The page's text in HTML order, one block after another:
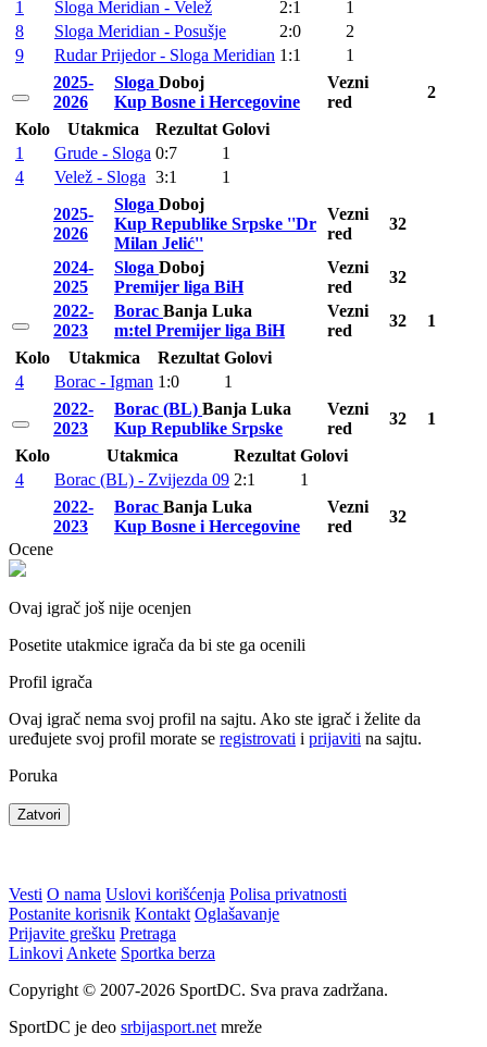
1
Sloga Meridian - Velež 2:1
1
8
Sloga Meridian - Posušje 2:0
2
9
Rudar Prijedor - Sloga Meridian 1:1
1
2025-
2026
Sloga Doboj
Kup Bosne i Hercegovine
Vezni
red
2
Kolo
Utakmica Rezultat Golovi
1
Grude - Sloga 0:7
1
4
Velež - Sloga 3:1
1
2025-
2026
Sloga Doboj
Kup Republike Srpske ''Dr
Milan Jelić''
Vezni
red
32
2024-
2025
Sloga Doboj
Premijer liga BiH
Vezni
red
32
2022-
2023
Borac Banja Luka
m:tel Premijer liga BiH
Vezni
red
32
1
Kolo
Utakmica Rezultat Golovi
4
Borac - Igman 1:0
1
2022-
2023
Borac (BL) Banja Luka
Kup Republike Srpske
Vezni
red
32
1
Kolo
Utakmica Rezultat Golovi
4
Borac (BL) - Zvijezda 09 2:1
1
2022-
2023
Borac Banja Luka
Kup Bosne i Hercegovine
Vezni
red
32
Ocene
Ovaj igrač još nije ocenjen
Posetite utakmice igrača da bi ste ga ocenili
Profil igrača
Ovaj igrač nema svoj profil na sajtu. Ako ste igrač i želite da
uređujete svoj profil morate se registrovati i prijaviti na sajtu.
Poruka
Zatvori
Vesti O nama Uslovi korišćenja Polisa privatnosti
Postanite korisnik Kontakt Oglašavanje
Prijavite grešku Pretraga
Linkovi Ankete Sportka berza
Copyright © 2007-2026 SportDC. Sva prava zadržana.
SportDC je deo srbijasport.net mreže